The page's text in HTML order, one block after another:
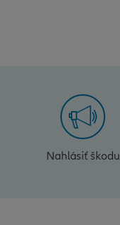
Nahlásiť škodu